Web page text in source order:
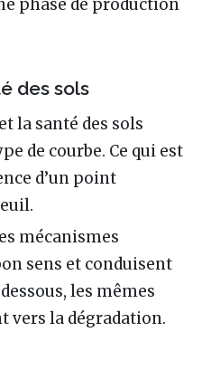
phase de production
des sols
la santé des sols
de courbe. Ce qui est
d’un point
mécanismes
sens et conduisent
les mêmes
vers la dégradation.